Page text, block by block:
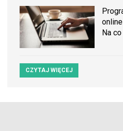
Na
CZYTAJ WIĘCEJ